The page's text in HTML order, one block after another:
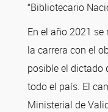
“Bibliotecario
En el año 2021
la carrera con el
posible el dictado
todo el país. El
Ministerial de